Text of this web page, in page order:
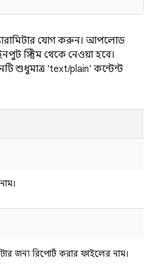
যোগ করুন। আপলোড
স্ট্রিম থেকে নেওয়া হবে।
শুধুমাত্র 'text/plain' কন্টেন্ট
জন্য রিপোর্ট করার ফাইলের নাম।